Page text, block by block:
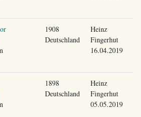
1908
Deutschland
Heinz
Fingerhut
16.04.2019
1898
Deutschland
Heinz
Fingerhut
05.05.2019